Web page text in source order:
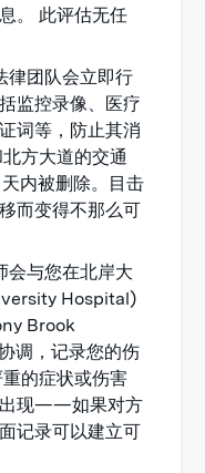
。 此评估无任
团队会立即行
监控录像、医疗
词等，防止其消
方大道的交通
内被删除。目击
而变得不那么可
与您在北岸大
Hospital)
Brook
调，记录您的伤
的症状或伤害
出现——如果对方
记录可以建立可